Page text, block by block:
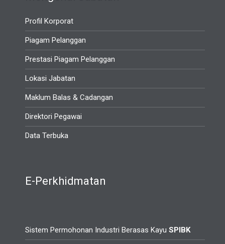
Profil Korporat
Piagam Pelanggan
Prestasi Piagam Pelanggan
Lokasi Jabatan
Maklum Balas & Cadangan
Direktori Pegawai
Data Terbuka
E-Perkhidmatan
Sistem Permohonan Industri Berasas Kayu SPIBK